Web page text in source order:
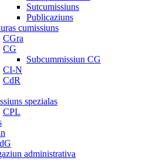
Sutcumissiuns
Publicaziuns
cumissiuns
CGra
CG
Subcummissiun CG
CI-N
CdR
spezialas
CPL
administrativa